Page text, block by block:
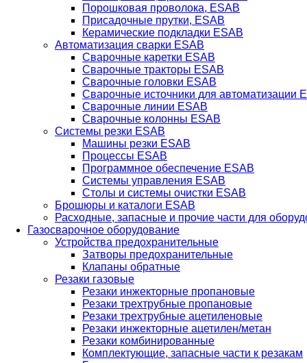
Порошковая проволока, ESAB
Присадочные прутки, ESAB
Керамические подкладки ESAB
Автоматизация сварки ESAB
Сварочные каретки ESAB
Сварочные тракторы ESAB
Сварочные головки ESAB
Сварочные источники для автоматизации
Сварочные линии ESAB
Сварочные колонны ESAB
Системы резки ESAB
Машины резки ESAB
Процессы ESAB
Программное обеспечение ESAB
Системы управления ESAB
Столы и системы очистки ESAB
Брошюры и каталоги ESAB
Расходные, запасные и прочие части для
Газосварочное оборудование
Устройства предохранительные
Затворы предохранительные
Клапаны обратные
Резаки газовые
Резаки инжекторные пропановые
Резаки трехтрубные пропановые
Резаки трехтрубные ацетиленовые
Резаки инжекторные ацетилен/метан
Резаки комбинированные
Комплектующие, запасные части к резакам